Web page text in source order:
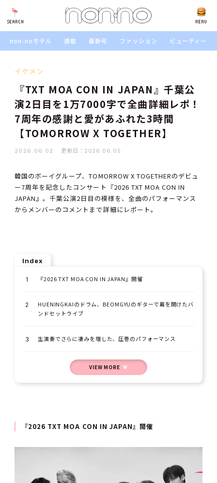
SEARCH MENU
SEARCH
non-noモデル 連載 最新号 ファッション ビューティー
イケメン
『TXT MOA CON IN JAPAN』千葉公
演2日目を1万7000字で全曲詳細レポ！
7周年の感謝と愛があふれた3時間
【TOMORROW X TOGETHER】
2026.06.02 更新日： 2026.06.05
韓国のボーイグループ、TOMORROW X TOGETHERのデビュ
ー7周年を記念したコンサート『2026 TXT MOA CON IN
JAPAN』。千葉公演2日目の模様を、全曲のパフォーマンス
からメンバーのコメントまで詳細にレポート。
Index
『2026 TXT MOA CON IN JAPAN』開催
HUENINGKAIのドラム、BEOMGYUのギターで幕を開けたバ
ンドセットライブ
生演奏でさらに凄みを増した、圧巻のパフォーマンス
VIEW MORE
『2026 TXT MOA CON IN JAPAN』開催